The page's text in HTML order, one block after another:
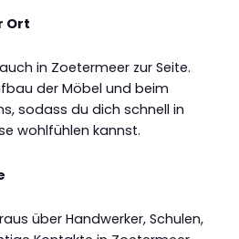
Ort
in Zoetermeer zur Seite.
der Möbel und beim
sodass du dich schnell in
wohlfühlen kannst.
über Handwerker, Schulen,